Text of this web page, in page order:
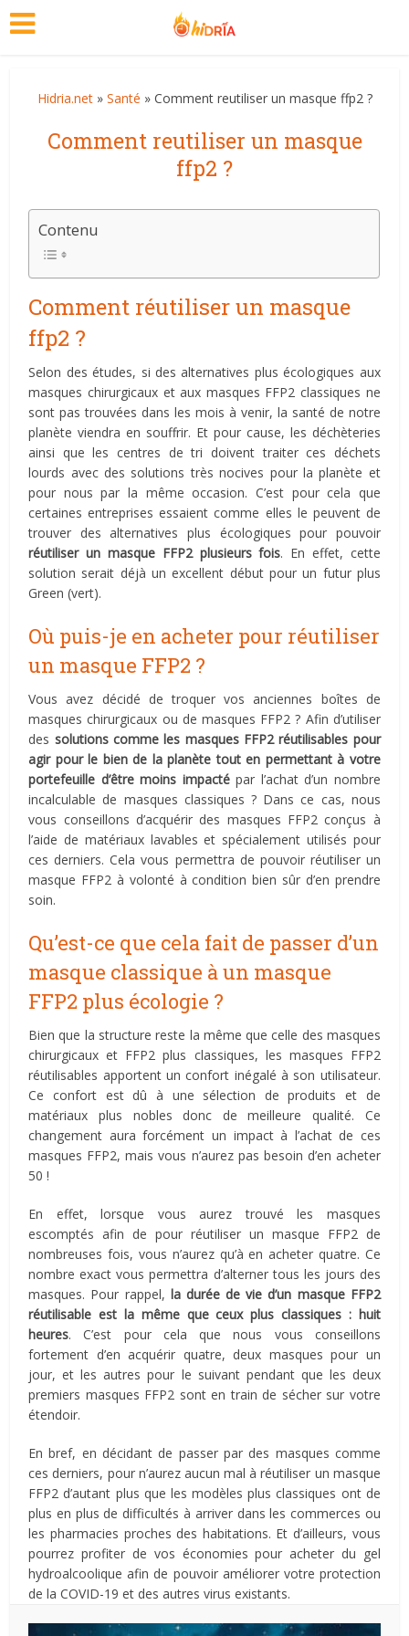
Hidria.net» Santé » Comment reutiliser un masque ffp2 ?
Comment reutiliser un masque
ffp2 ?
Contenu
Comment réutiliser un masque
ffp2 ?
Selon des études, si des alternatives plus écologiques aux
masques chirurgicaux et aux masques FFP2 classiques ne
sont pas trouvées dans les mois à venir, la santé de notre
planète viendra en souffrir. Et pour cause, les déchèteries
ainsi que les centres de tri doivent traiter ces déchets
lourds avec des solutions très nocives pour la planète et
pour nous par la même occasion. C’est pour cela que
certaines entreprises essaient comme elles le peuvent de
trouver des alternatives plus écologiques pour pouvoir
réutiliser un masque FFP2 plusieurs fois. En effet, cette
solution serait déjà un excellent début pour un futur plus
Green (vert).
Où puis-je en acheter pour réutiliser
un masque FFP2 ?
Vous avez décidé de troquer vos anciennes boîtes de
masques chirurgicaux ou de masques FFP2 ? Afin d’utiliser
des solutions comme les masques FFP2 réutilisables pour
agir pour le bien de la planète tout en permettant à votre
portefeuille d’être moins impactépar l’achat d’un nombre
incalculable de masques classiques ? Dans ce cas, nous
vous conseillons d’acquérir des masques FFP2 conçus à
l’aide de matériaux lavables et spécialement utilisés pour
ces derniers. Cela vous permettra de pouvoir réutiliser un
masque FFP2 à volonté à condition bien sûr d’en prendre
soin.
Qu’est-ce que cela fait de passer d’un
masque classique à un masque
FFP2 plus écologie ?
Bien que la structure reste la même que celle des masques
chirurgicaux et FFP2 plus classiques, les masques FFP2
réutilisables apportent un confort inégalé à son utilisateur.
Ce confort est dû à une sélection de produits et de
matériaux plus nobles donc de meilleure qualité. Ce
changement aura forcément un impact à l’achat de ces
masques FFP2, mais vous n’aurez pas besoin d’en acheter
50 !
En effet, lorsque vous aurez trouvé les masques
escomptés afin de pour réutiliser un masque FFP2 de
nombreuses fois, vous n’aurez qu’à en acheter quatre. Ce
nombre exact vous permettra d’alterner tous les jours des
masques. Pour rappel, la durée de vie d’un masque FFP2
réutilisable est la même que ceux plus classiques : huit
heures. C’est pour cela que nous vous conseillons
fortement d’en acquérir quatre, deux masques pour un
jour, et les autres pour le suivant pendant que les deux
premiers masques FFP2 sont en train de sécher sur votre
étendoir.
En bref, en décidant de passer par des masques comme
ces derniers, pour n’aurez aucun mal à réutiliser un masque
FFP2 d’autant plus que les modèles plus classiques ont de
plus en plus de difficultés à arriver dans les commerces ou
les pharmacies proches des habitations. Et d’ailleurs, vous
pourrez profiter de vos économies pour acheter du gel
hydroalcoolique afin de pouvoir améliorer votre protection
de la COVID-19 et des autres virus existants.